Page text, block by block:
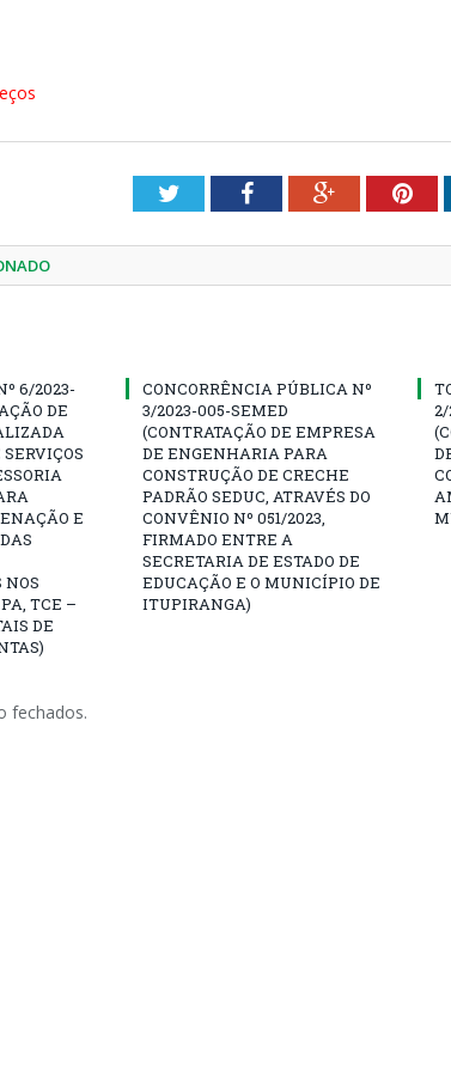
TwitterFacebookGoogle+
6/2023-
DE
E
TCE –
DE
CONCORRÊNCIA PÚBLICA Nº
3/2023-005-SEMED
(CONTRATAÇÃO DE EMPRESA
DE ENGENHARIA PARA
CONSTRUÇÃO DE CRECHE
PADRÃO SEDUC, ATRAVÉS DO
CONVÊNIO Nº 051/2023,
FIRMADO ENTRE A
SECRETARIA DE ESTADO DE
EDUCAÇÃO E O MUNICÍPIO DE
ITUPIRANGA)
fechados.